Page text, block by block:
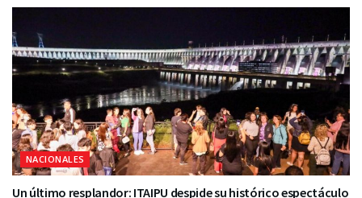
NACIONALES
Un último resplandor: ITAIPU despide su histórico espectáculo